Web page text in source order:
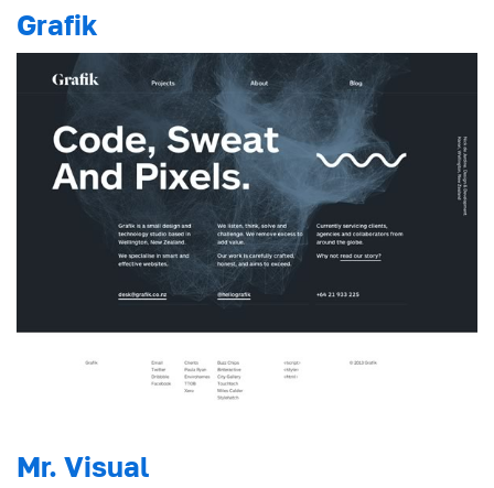
Grafik
Mr. Visual